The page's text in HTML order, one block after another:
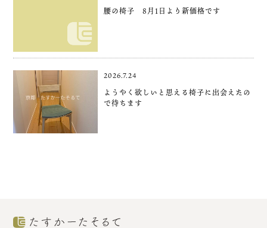
腰の椅子 8月1日より新価格です
2026.7.24
ようやく欲しいと思える椅子に出会えたの
で待ちます